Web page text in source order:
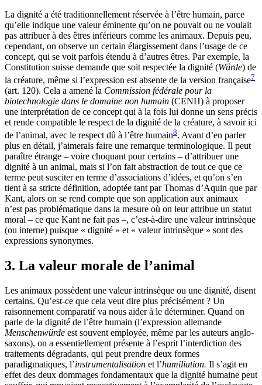
La dignité a été traditionnellement réservée à l’être humain, parce
qu’elle indique une valeur éminente qu’on ne pouvait ou ne voulait
pas attribuer à des êtres inférieurs comme les animaux. Depuis peu,
cependant, on observe un certain élargissement dans l’usage de ce
concept, qui se voit parfois étendu à d’autres êtres. Par exemple, la
Constitution suisse demande que soit respectée la dignité (Würde) de
la créature, même si l’expression est absente de la version française7
(art. 120). Cela a amené la Commission fédérale pour la
biotechnologie dans le domaine non humain (CENH) à proposer
une interprétation de ce concept qui à la fois lui donne un sens précis
et rende compatible le respect de la dignité de la créature, à savoir ici
de l’animal, avec le respect dû à l’être humain8. Avant d’en parler
plus en détail, j’aimerais faire une remarque terminologique. Il peut
paraître étrange – voire choquant pour certains – d’attribuer une
dignité à un animal, mais si l’on fait abstraction de tout ce que ce
terme peut susciter en terme d’associations d’idées, et qu’on s’en
tient à sa stricte définition, adoptée tant par Thomas d’Aquin que par
Kant, alors on se rend compte que son application aux animaux
n’est pas problématique dans la mesure où on leur attribue un statut
moral – ce que Kant ne fait pas –, c’est-à-dire une valeur intrinsèque
(ou interne) puisque « dignité » et « valeur intrinsèque » sont des
expressions synonymes.
3. La valeur morale de l’animal
Les animaux possèdent une valeur intrinsèque ou une dignité, disent
certains. Qu’est-ce que cela veut dire plus précisément ? Un
raisonnement comparatif va nous aider à le déterminer. Quand on
parle de la dignité de l’être humain (l’expression allemande
Menschenwürde est souvent employée, même par les auteurs anglo-
saxons), on a essentiellement présente à l’esprit l’interdiction des
traitements dégradants, qui peut prendre deux formes
paradigmatiques, l’instrumentalisation et l’humiliation. Il s’agit en
effet des deux dommages fondamentaux que la dignité humaine peut